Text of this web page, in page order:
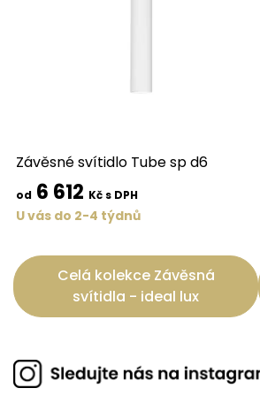
Závěsné svítidlo Tube sp d6
od 6 612 Kč s DPH
U vás do 2-4 týdnů
Celá kolekce Závěsná
svítidla - ideal lux